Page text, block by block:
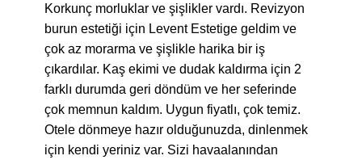
Korkunç morluklar ve şişlikler vardı. Revizyon
burun estetiği için Levent Estetige geldim ve
çok az morarma ve şişlikle harika bir iş
çıkardılar. Kaş ekimi ve dudak kaldırma için 2
farklı durumda geri döndüm ve her seferinde
çok memnun kaldım. Uygun fiyatlı, çok temiz.
Otele dönmeye hazır olduğunuzda, dinlenmek
için kendi yeriniz var. Sizi havaalanından